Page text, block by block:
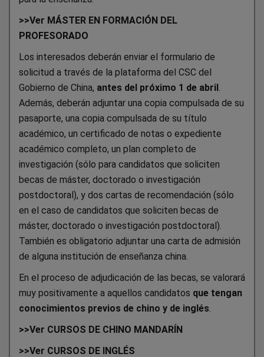
>>Ver MÁSTER EN FORMACIÓN DEL
PROFESORADO
Los interesados deberán enviar el formulario de
solicitud a través de la plataforma del CSC del
Gobierno de China, antes del próximo 1 de abril
Además, deberán adjuntar una copia compulsada de su
pasaporte, una copia compulsada de su título
académico, un certificado de notas o expediente
académico completo, un plan completo de
investigación (sólo para candidatos que soliciten
becas de máster, doctorado o investigación
postdoctoral), y dos cartas de recomendación (sólo
en el caso de candidatos que soliciten becas de
máster, doctorado o investigación postdoctoral).
También es obligatorio adjuntar una carta de admisión
de alguna institución de enseñanza china.
En el proceso de adjudicación de las becas, se valorará
muy positivamente a aquellos candidatos que tengan
conocimientos previos de chino y de inglés
>>Ver CURSOS DE CHINO MANDARÍN
>>Ver CURSOS DE INGLÉS